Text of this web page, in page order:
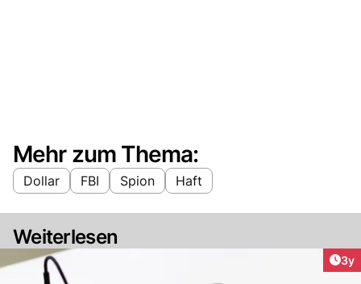
Mehr zum Thema:
Dollar FBI Spion Haft
Weiterlesen
3y